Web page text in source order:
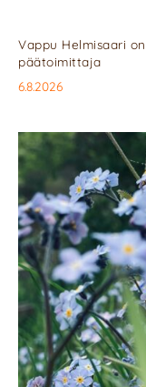
Vappu Helmisaari
päätoimittaja
6.8.2026